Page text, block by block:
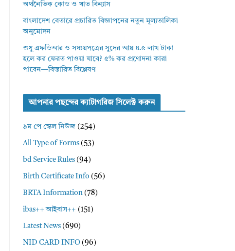
অর্থনৈতিক কোড ও খাত বিন্যাস
বাংলাদেশ বেতারে প্রচারিত বিজ্ঞাপনের নতুন মূল্যতালিকা
অনুমোদন
শুধু এফডিআর ও সঞ্চয়পত্রের সুদের আয় ৪.৫ লাখ টাকা
হলে কর ফেরত পাওয়া যাবে? ৫% কর প্রণোদনা কারা
পাবেন—বিস্তারিত বিশ্লেষণ
আপনার পছন্দের ক্যাটাগরিজ সিলেক্ট করুন
৯ম পে স্কেল নিউজ (254)
All Type of Forms (53)
bd Service Rules (94)
Birth Certificate Info (56)
BRTA Information (78)
ibas++ আইবাস++ (151)
Latest News (690)
NID CARD INFO (96)